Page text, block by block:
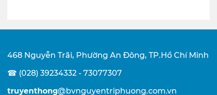
468 Nguyễn Trãi, Phường An Đông, TP.Hồ Chí Minh
☎ (028) 39234332 - 73077307
truyenthong@bvnguyentriphuong.com.vn